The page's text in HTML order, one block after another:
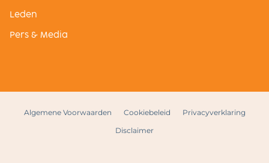
Leden
Pers & Media
Algemene Voorwaarden Cookiebeleid
Privacyverklaring
Disclaimer